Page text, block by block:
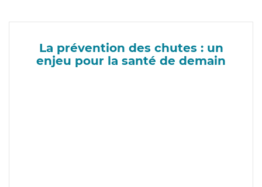
La prévention des chutes : un
enjeu pour la santé de demain